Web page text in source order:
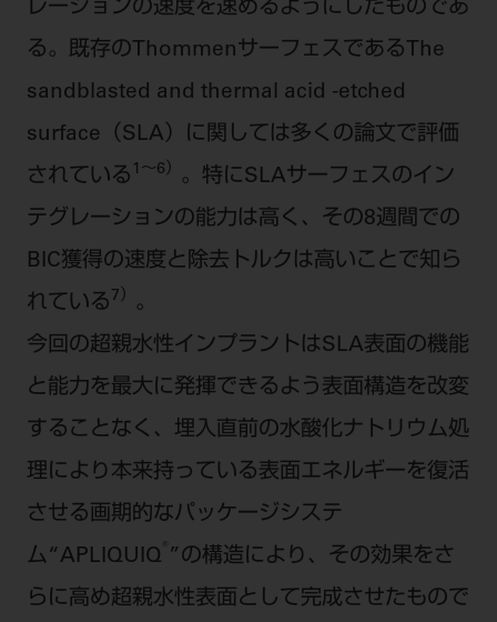
レーションの速度を速めるようにしたものであ
る。既存のThommenサーフェスであるThe
sandblasted and thermal acid -etched
surface（SLA）に関しては多くの論文で評価
されている 1～6）
。特にSLAサーフェスのイン
テグレーションの能力は高く、その8週間での
BIC獲得の速度と除去トルクは高いことで知ら
れている 7）
。
今回の超親水性インプラントはSLA表面の機能
と能力を最大に発揮できるよう表面構造を改変
することなく、埋入直前の水酸化ナトリウム処
理により本来持っている表面エネルギーを復活
させる画期的なパッケージシステ
ム“APLIQUIQ ”の構造により、その効果をさ
らに高め超親水性表面として完成させたもので
す。
受付時間 月～金 9:00～17:00 （祝日・夏季休
暇、年末年始を除く）
ディーラー様におかれましては、モリタ各担当営
業所へお問い合わせ願います。
企業情報
個人情報保護方針 特定商取引について
ご利用規約 SNSアカウント利用規約
推奨環境 サイトマップ